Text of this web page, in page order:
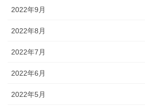
2022年9月
2022年8月
2022年7月
2022年6月
2022年5月